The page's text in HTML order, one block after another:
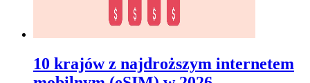
10 krajów z najdroższym internetem